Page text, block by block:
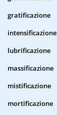
gratificazione
intensificazione
lubrificazione
massificazione
mistificazione
mortificazione